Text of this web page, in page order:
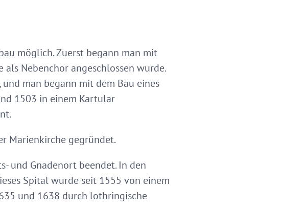
möglich. Zuerst begann man mit
Nebenchor angeschlossen wurde.
man begann mit dem Bau eines
1503 in einem Kartular
Marienkirche gegründet.
und Gnadenort beendet. In den
Spital wurde seit 1555 von einem
und 1638 durch lothringische